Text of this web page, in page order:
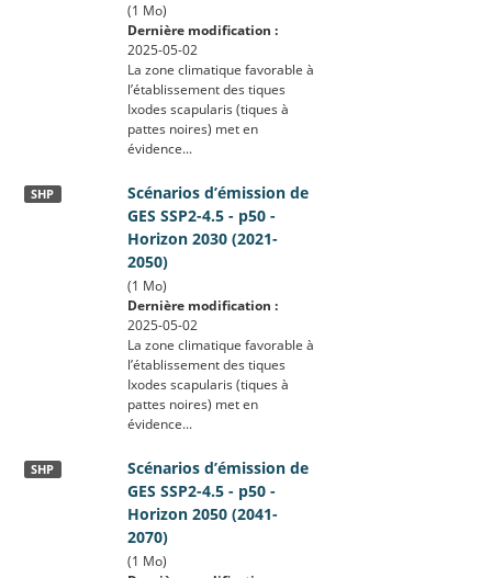
(1 Mo)
Dernière modification :
2025-05-02
La zone climatique favorable à
l’établissement des tiques
Ixodes scapularis (tiques à
pattes noires) met en
évidence...
Scénarios d’émission de
GES SSP2-4.5 - p50 -
Horizon 2030 (2021-
2050)
SHP
(1 Mo)
Dernière modification :
2025-05-02
La zone climatique favorable à
l’établissement des tiques
Ixodes scapularis (tiques à
pattes noires) met en
évidence...
Scénarios d’émission de
GES SSP2-4.5 - p50 -
Horizon 2050 (2041-
2070)
SHP
(1 Mo)